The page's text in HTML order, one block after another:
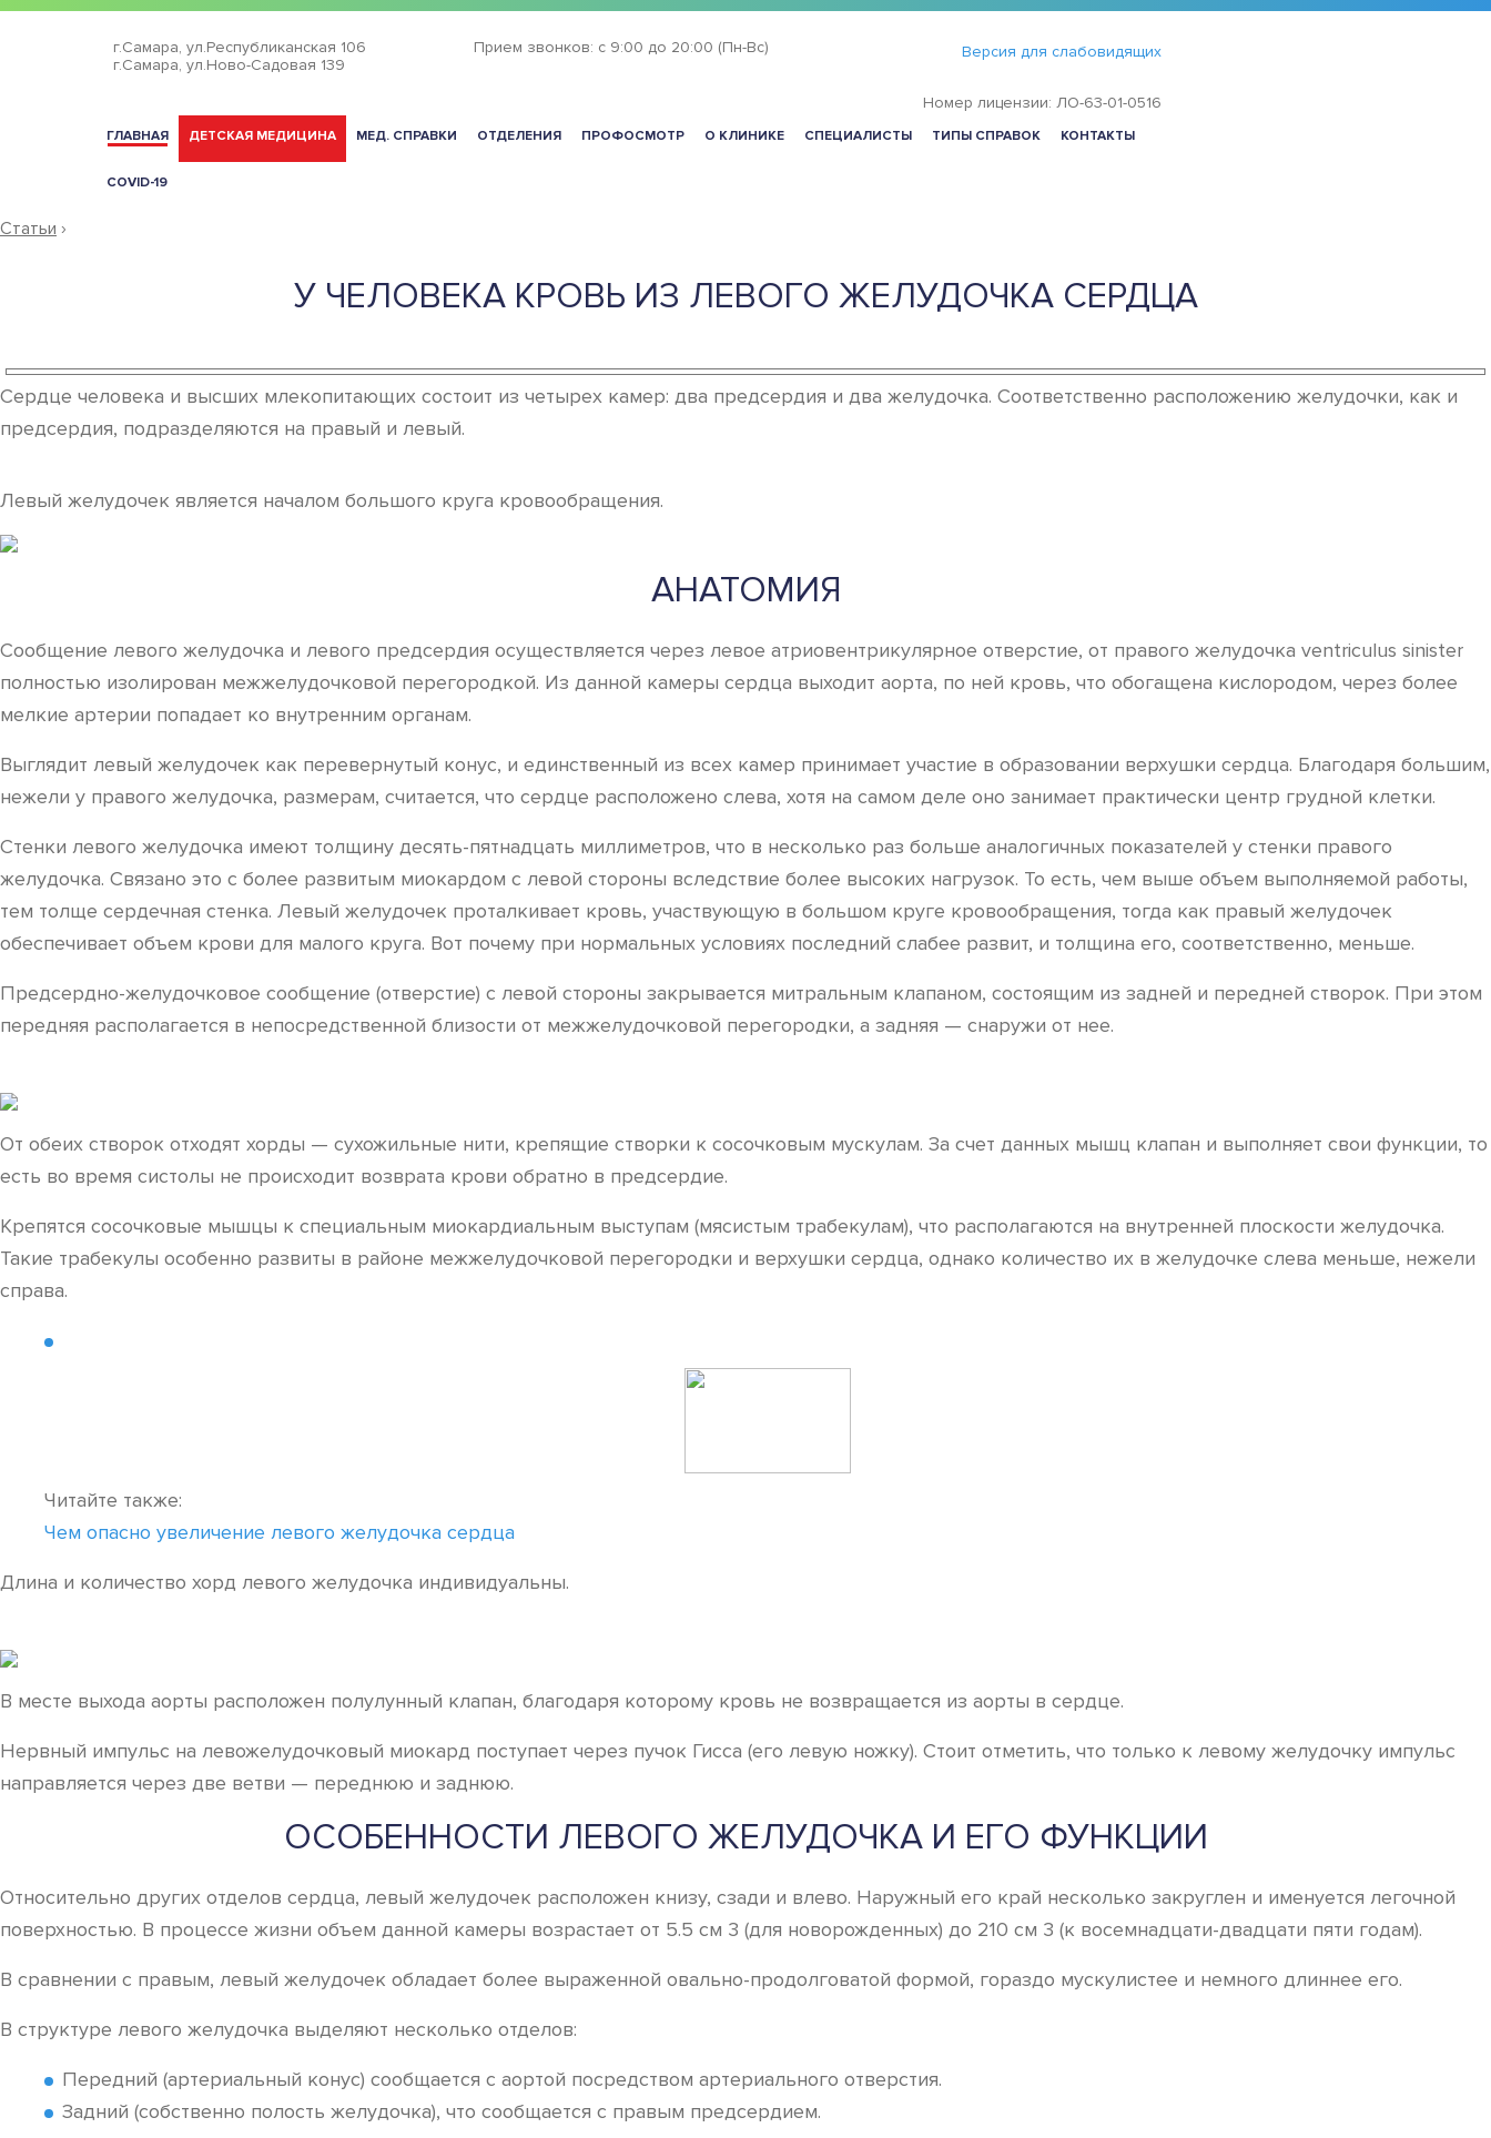
г.Самара, ул.Республиканская 106
г.Самара, ул.Ново-Садовая 139
Прием звонков: с 9:00 до 20:00 (Пн-Вс) Версия для слабовидящих
Номер лицензии: ЛО-63-01-0516
ГЛАВНАЯ ДЕТСКАЯ МЕДИЦИНА МЕД. СПРАВКИ ОТДЕЛЕНИЯ ПРОФОСМОТР О КЛИНИКЕ СПЕЦИАЛИСТЫ ТИПЫ СПРАВОК КОНТАКТЫ
COVID-19
Статьи ›
У ЧЕЛОВЕКА КРОВЬ ИЗ ЛЕВОГО ЖЕЛУДОЧКА СЕРДЦА
Сердце человека и высших млекопитающих состоит из четырех камер: два предсердия и два желудочка. Соответственно расположению желудочки, как и
предсердия, подразделяются на правый и левый.
Левый желудочек является началом большого круга кровообращения.
АНАТОМИЯ
Сообщение левого желудочка и левого предсердия осуществляется через левое атриовентрикулярное отверстие, от правого желудочка ventriculus sinister
полностью изолирован межжелудочковой перегородкой. Из данной камеры сердца выходит аорта, по ней кровь, что обогащена кислородом, через более
мелкие артерии попадает ко внутренним органам.
Выглядит левый желудочек как перевернутый конус, и единственный из всех камер принимает участие в образовании верхушки сердца. Благодаря большим,
нежели у правого желудочка, размерам, считается, что сердце расположено слева, хотя на самом деле оно занимает практически центр грудной клетки.
Стенки левого желудочка имеют толщину десять-пятнадцать миллиметров, что в несколько раз больше аналогичных показателей у стенки правого
желудочка. Связано это с более развитым миокардом с левой стороны вследствие более высоких нагрузок. То есть, чем выше объем выполняемой работы,
тем толще сердечная стенка. Левый желудочек проталкивает кровь, участвующую в большом круге кровообращения, тогда как правый желудочек
обеспечивает объем крови для малого круга. Вот почему при нормальных условиях последний слабее развит, и толщина его, соответственно, меньше.
Предсердно-желудочковое сообщение (отверстие) с левой стороны закрывается митральным клапаном, состоящим из задней и передней створок. При этом
передняя располагается в непосредственной близости от межжелудочковой перегородки, а задняя — снаружи от нее.
От обеих створок отходят хорды — сухожильные нити, крепящие створки к сосочковым мускулам. За счет данных мышц клапан и выполняет свои функции, то
есть во время систолы не происходит возврата крови обратно в предсердие.
Крепятся сосочковые мышцы к специальным миокардиальным выступам (мясистым трабекулам), что располагаются на внутренней плоскости желудочка.
Такие трабекулы особенно развиты в районе межжелудочковой перегородки и верхушки сердца, однако количество их в желудочке слева меньше, нежели
справа.
Читайте также:
Чем опасно увеличение левого желудочка сердца
Длина и количество хорд левого желудочка индивидуальны.
В месте выхода аорты расположен полулунный клапан, благодаря которому кровь не возвращается из аорты в сердце.
Нервный импульс на левожелудочковый миокард поступает через пучок Гисса (его левую ножку). Стоит отметить, что только к левому желудочку импульс
направляется через две ветви — переднюю и заднюю.
ОСОБЕННОСТИ ЛЕВОГО ЖЕЛУДОЧКА И ЕГО ФУНКЦИИ
Относительно других отделов сердца, левый желудочек расположен книзу, сзади и влево. Наружный его край несколько закруглен и именуется легочной
поверхностью. В процессе жизни объем данной камеры возрастает от 5.5 см 3 (для новорожденных) до 210 см 3 (к восемнадцати-двадцати пяти годам).
В сравнении с правым, левый желудочек обладает более выраженной овально-продолговатой формой, гораздо мускулистее и немного длиннее его.
В структуре левого желудочка выделяют несколько отделов:
Передний (артериальный конус) сообщается с аортой посредством артериального отверстия.
Задний (собственно полость желудочка), что сообщается с правым предсердием.